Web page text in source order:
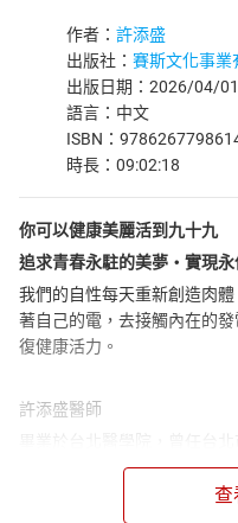
作者： 許添盛
出版社： 賽斯文化事業
出版日期：2026/04/01
語言：中文
ISBN：
時長：09:02:18
你可以健康美麗活到九十九
追求青春永駐的美夢‧實現永
我們的自性每天重新創造肉
著自己的電，去接觸內在的
復健康活力。
許添盛醫師
為了更瞭解人類心靈對身體
台北市立療養院精神科、台查